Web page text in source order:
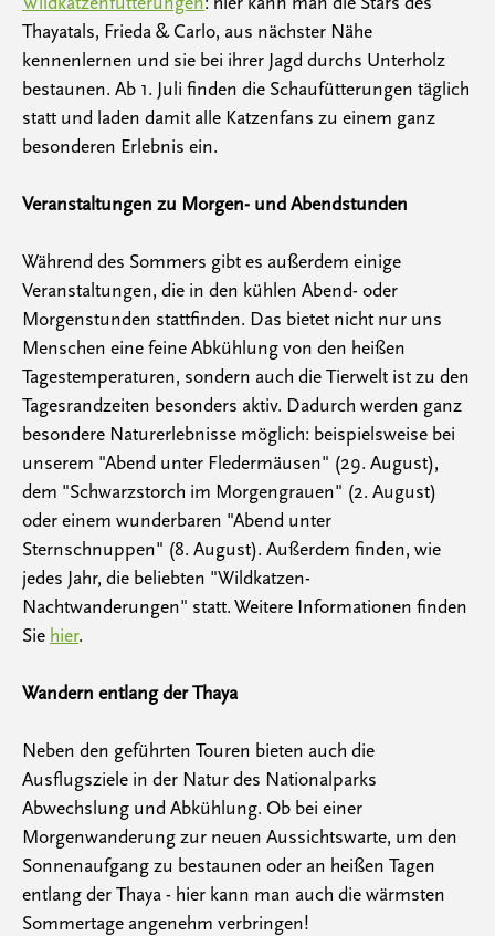
Thayatals, Frieda & Carlo, aus nächster Nähe
kennenlernen und sie bei ihrer Jagd durchs Unterholz
bestaunen. Ab 1. Juli finden die Schaufütterungen täglich
statt und laden damit alle Katzenfans zu einem ganz
besonderen Erlebnis ein.
Veranstaltungen zu Morgen- und Abendstunden
Während des Sommers gibt es außerdem einige
Veranstaltungen, die in den kühlen Abend- oder
Morgenstunden stattfinden. Das bietet nicht nur uns
Menschen eine feine Abkühlung von den heißen
Tagestemperaturen, sondern auch die Tierwelt ist zu den
Tagesrandzeiten besonders aktiv. Dadurch werden ganz
besondere Naturerlebnisse möglich: beispielsweise bei
unserem "Abend unter Fledermäusen" (29. August),
dem "Schwarzstorch im Morgengrauen" (2. August)
oder einem wunderbaren "Abend unter
Sternschnuppen" (8. August). Außerdem finden, wie
jedes Jahr, die beliebten "Wildkatzen-
Nachtwanderungen" statt. Weitere Informationen finden
Sie hier.
Wandern entlang der Thaya
Neben den geführten Touren bieten auch die
Ausflugsziele in der Natur des Nationalparks
Abwechslung und Abkühlung. Ob bei einer
Morgenwanderung zur neuen Aussichtswarte, um den
Sonnenaufgang zu bestaunen oder an heißen Tagen
entlang der Thaya - hier kann man auch die wärmsten
Sommertage angenehm verbringen!